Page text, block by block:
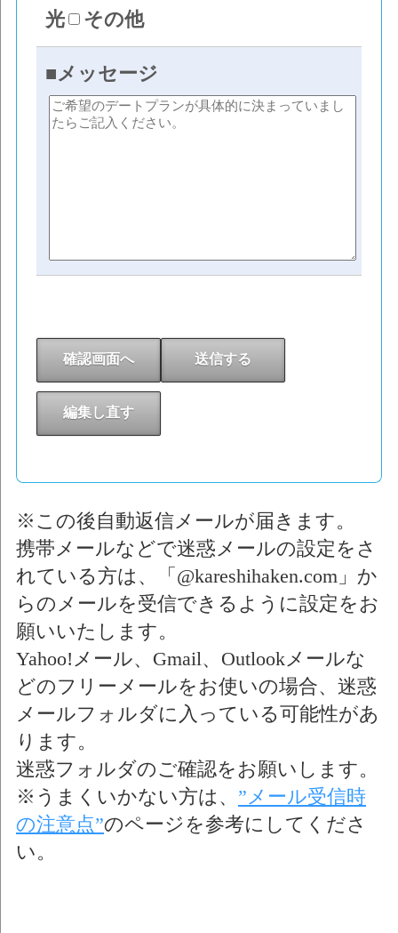
光
その他
■メッセージ
※この後自動返信メールが届きます。
携帯メールなどで迷惑メールの設定をさ
れている方は、
「@kareshihaken.com」 か
らのメールを受信できるように設定をお
願いいたします。
Yahoo!メール、Gmail、Outlookメールな
どのフリーメールをお使いの場合、 迷惑
メールフォルダに入っている可能性があ
ります。
迷惑フォルダのご確認をお願いします。
※うまくいかない方は、 ”メール受信時
の注意点”のページを参考にしてくださ
い。